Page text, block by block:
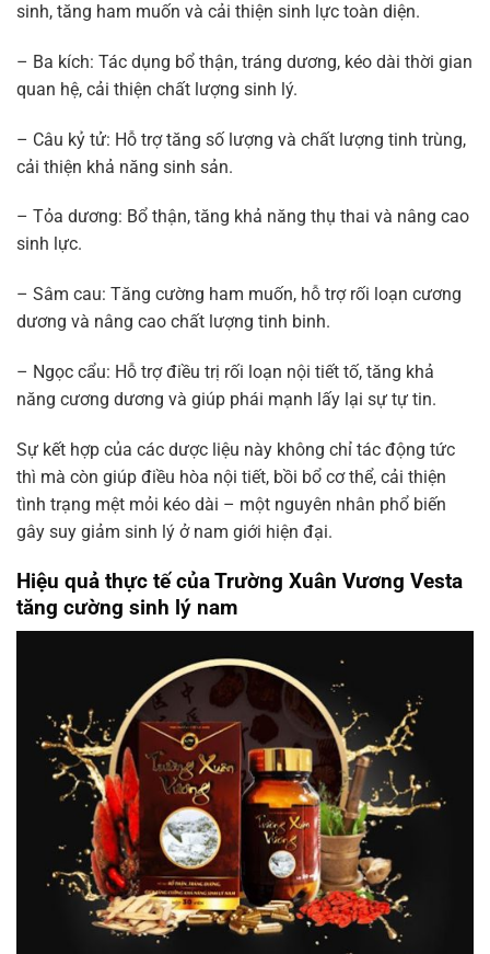
sinh, tăng ham muốn và cải thiện sinh lực toàn diện.
– Ba kích: Tác dụng bổ thận, tráng dương, kéo dài thời gian
quan hệ, cải thiện chất lượng sinh lý.
– Câu kỷ tử: Hỗ trợ tăng số lượng và chất lượng tinh trùng,
cải thiện khả năng sinh sản.
– Tỏa dương: Bổ thận, tăng khả năng thụ thai và nâng cao
sinh lực.
– Sâm cau: Tăng cường ham muốn, hỗ trợ rối loạn cương
dương và nâng cao chất lượng tinh binh.
– Ngọc cẩu: Hỗ trợ điều trị rối loạn nội tiết tố, tăng khả
năng cương dương và giúp phái mạnh lấy lại sự tự tin.
Sự kết hợp của các dược liệu này không chỉ tác động tức
thì mà còn giúp điều hòa nội tiết, bồi bổ cơ thể, cải thiện
tình trạng mệt mỏi kéo dài – một nguyên nhân phổ biến
gây suy giảm sinh lý ở nam giới hiện đại.
Hiệu quả thực tế của Trường Xuân Vương Vesta
tăng cường sinh lý nam